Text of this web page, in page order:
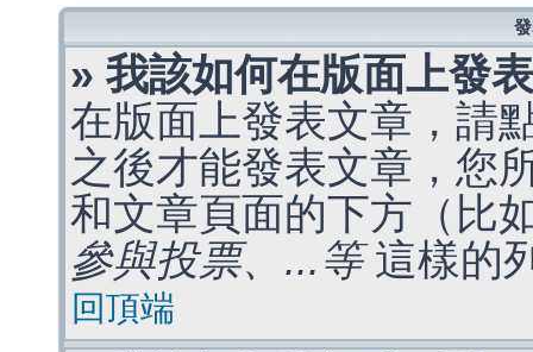
» 我該如何在版面上發
在版面上發表文章，請
之後才能發表文章，您
和文章頁面的下方（比
參與投票、...等這樣的
回頂端